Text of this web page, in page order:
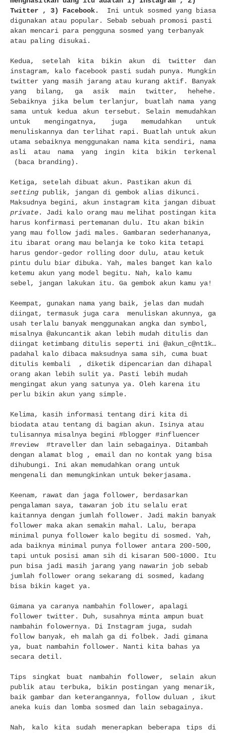
Twitter , 3) Facebook.
Ini untuk sosmed yang biasa
digunakan atau popular. Sebab sebuah promosi pasti
akan mencari para pengguna sosmed yang terbanyak
atau paling disukai.
Kedua, setelah kita bikin akun di twitter dan
instagram, kalo facebook pasti sudah punya. Mungkin
twitter yang masih jarang atau kurang aktif. Banyak
yang bilang, ga asik main twitter, hehehe.
Sebaiknya jika belum terlanjur, buatlah nama yang
sama untuk kedua akun tersebut. Selain memudahkan
untuk mengingatnya, juga memudahkan untuk
menuliskannya dan terlihat rapi. Buatlah untuk akun
utama sebaiknya menggunakan nama kita sendiri, nama
asli atau nama yang ingin kita bikin terkenal
(baca branding).
Ketiga, setelah dibuat akun. Pastikan akun di
setting publik, jangan di gembok alias dikunci.
Maksudnya begini, akun instagram kita jangan dibuat
private. Jadi kalo orang mau melihat postingan kita
harus konfirmasi pertemanan dulu. Itu akan bikin
yang mau follow jadi males. Gambaran sederhananya,
itu ibarat orang mau belanja ke toko kita tetapi
harus gendor-gedor rolling door dulu, atau ketuk
pintu dulu biar dibuka. Yah, males banget kan kalo
ketemu akun yang model begitu. Nah, kalo kamu
sebel, jangan lakukan itu. Ga gembok akun kamu ya!
Keempat, gunakan nama yang baik, jelas dan mudah
diingat, termasuk juga cara menuliskan akunnya, ga
usah terlalu banyak menggunakan angka dan symbol,
misalnya @akuncantik akan lebih mudah ditulis dan
diingat ketimbang ditulis seperti ini @akun_c@nt1k…
padahal kalo dibaca maksudnya sama sih, cuma buat
ditulis kembali , diketik dipencarian dan dihapal
orang akan lebih sulit ya. Pasti lebih mudah
mengingat akun yang satunya ya. Oleh karena itu
perlu bikin akun yang simple.
Kelima, kasih informasi tentang diri kita di
biodata atau tentang di bagian akun. Isinya atau
tulisannya misalnya begini #blogger #influencer
#review #traveller dan lain sebagainya. Ditambah
dengan alamat blog , email dan no kontak yang bisa
dihubungi. Ini akan memudahkan orang untuk
mengenali dan memungkinkan untuk bekerjasama.
Keenam, rawat dan jaga follower, berdasarkan
pengalaman saya, tawaran job itu selalu erat
kaitannya dengan jumlah follower. Jadi makin banyak
follower maka akan semakin mahal. Lalu, berapa
minimal punya follower kalo begitu di sosmed. Yah,
ada baiknya minimal punya follower antara 200-500,
tapi untuk posisi aman sih di kisaran 500-1000. Itu
pun bisa jadi masih jarang yang nawarin job sebab
jumlah follower orang sekarang di sosmed, kadang
bisa bikin kaget ya.
Gimana ya caranya nambahin follower, apalagi
follower twitter. Duh, susahnya minta ampun buat
nambahin folowernya. Di Instagram juga, sudah
follow banyak, eh malah ga di folbek. Jadi gimana
ya, buat nambahin follower. Nanti kita bahas ya
secara detil.
Tips singkat buat nambahin follower, selain akun
publik atau terbuka, bikin postingan yang menarik,
baik gambar dan keterangannya, follow duluan , ikut
aneka kuis dan lomba sosmed dan lain sebagainya.
Nah, kalo kita sudah menerapkan beberapa tips di